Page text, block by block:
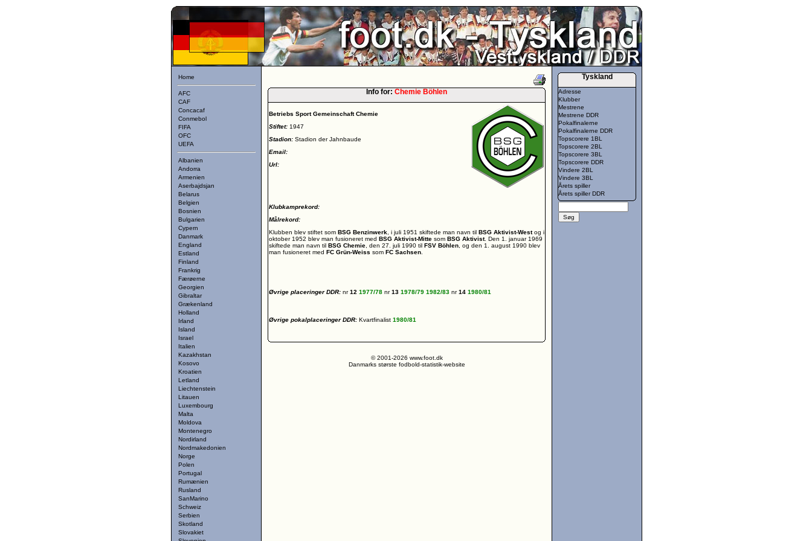
Home
AFC
CAF
Concacaf
Conmebol
FIFA
OFC
UEFA
Albanien
Andorra
Armenien
Aserbajdsjan
Belarus
Belgien
Bosnien
Bulgarien
Cypern
Danmark
England
Estland
Finland
Frankrig
Færøerne
Georgien
Gibraltar
Grækenland
Holland
Irland
Island
Israel
Italien
Kazakhstan
Kosovo
Kroatien
Letland
Liechtenstein
Litauen
Luxembourg
Malta
Moldova
Montenegro
Nordirland
Nordmakedonien
Norge
Polen
Portugal
Rumænien
Rusland
SanMarino
Schweiz
Serbien
Skotland
Slovakiet
Info for: Chemie Böhlen
Betriebs Sport Gemeinschaft Chemie
Stiftet: 1947
Stadion: Stadion der Jahnbaude
Email:
Url:
Klubkamprekord:
Målrekord:
Klubben blev stiftet som BSG Benzinwerk , i juli 1951 skiftede man navn til BSG Aktivist-Westog i
oktober 1952 blev man fusioneret med BSG Aktivist-Mitte som BSG Aktivist. Den 1. januar 1969
skiftede man navn til BSG Chemie , den 27. juli 1990 til FSV Böhlen , og den 1. august 1990 blev
man fusioneret med FC Grün-Weiss som FC Sachsen
Øvrige placeringer DDR: nr12 1977/78 nr13 1978/79 1982/83 nr14 1980/81
Øvrige pokalplaceringer DDR: Kvartfinalist 1980/81
© 2001-2026 www.foot.dk
Danmarks største fodbold-statistik-website
Tyskland
Adresse
Klubber
Mestrene
Mestrene DDR
Pokalfinalerne
Pokalfinalerne DDR
Topscorere 1BL
Topscorere 2BL
Topscorere 3BL
Topscorere DDR
Vindere 2BL
Vindere 3BL
Årets spiller
Årets spiller DDR